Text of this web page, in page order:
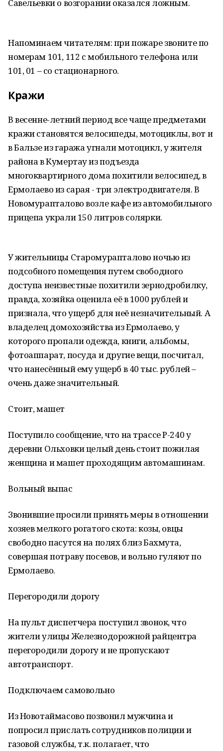
Савельевки о возгорании оказался ложным.
Напоминаем читателям: при пожаре звоните по
номерам 101, 112 с мобильного телефона или
101, 01 – со стационарного.
Кражи
В весенне-летний период все чаще предметами
кражи становятся велосипеды, мотоциклы, вот и
в Бальзе из гаража угнали мотоцикл, у жителя
района в Кумертау из подъезда
многоквартирного дома похитили велосипед, в
Ермолаево из сарая - три электродвигателя. В
Новомурапталово возле кафе из автомобильного
прицепа украли 150 литров солярки.
У жительницы Старомурапталово ночью из
подсобного помещения путем свободного
доступа неизвестные похитили зернодробилку,
правда, хозяйка оценила её в 1000 рублей и
признала, что ущерб для неё незначительный. А
владелец домохозяйства из Ермолаево, у
которого пропали одежда, книги, альбомы,
фотоаппарат, посуда и другие вещи, посчитал,
что нанесённый ему ущерб в 40 тыс. рублей –
очень даже значительный.
Стоит, машет
Поступило сообщение, что на трассе Р-240 у
деревни Ольховки целый день стоит пожилая
женщина и машет проходящим автомашинам.
Вольный выпас
Звонившие просили принять меры в отношении
хозяев мелкого рогатого скота: козы, овцы
свободно пасутся на полях близ Бахмута,
совершая потраву посевов, и вольно гуляют по
Ермолаево.
Перегородили дорогу
На пульт диспетчера поступил звонок, что
жители улицы Железнодорожной райцентра
перегородили дорогу и не пропускают
автотранспорт.
Подключаем самовольно
Из Новотаймасово позвонил мужчина и
попросил прислать сотрудников полиции и
газовой службы, т.к. полагает, что